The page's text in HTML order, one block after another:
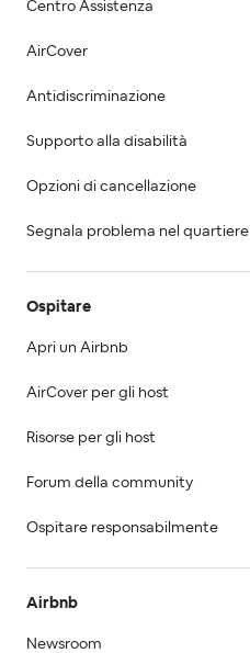
Centro Assistenza
AirCover
Antidiscriminazione
Supporto alla disabilità
Opzioni di cancellazione
Segnala problema nel quartiere
Ospitare
Apri un Airbnb
AirCover per gli host
Risorse per gli host
Forum della community
Ospitare responsabilmente
Airbnb
Newsroom